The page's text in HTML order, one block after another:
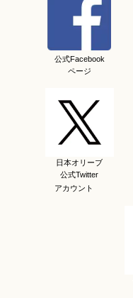
公式Facebook
ページ
日本オリーブ
公式Twitter
アカウント